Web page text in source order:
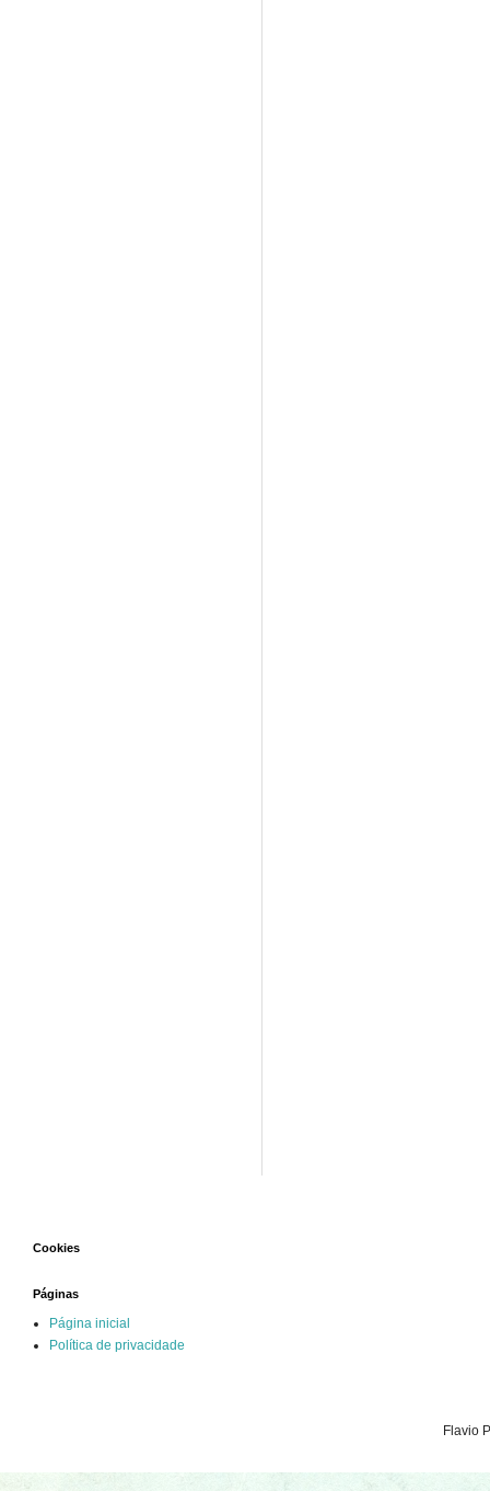
Cookies
Páginas
Página inicial
Política de privacidade
Flavio